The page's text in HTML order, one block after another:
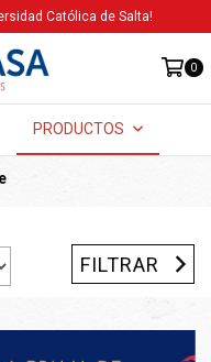
Católica de Salta!
0
PRODUCTOS
FILTRAR